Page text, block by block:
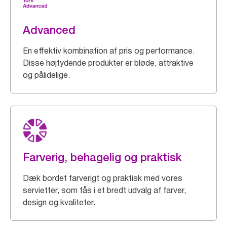
Advanced
En effektiv kombination af pris og performance.
Disse højtydende produkter er bløde, attraktive
og pålidelige.
Farverig, behagelig og praktisk
Dæk bordet farverigt og praktisk med vores
servietter, som fås i et bredt udvalg af farver,
design og kvaliteter.